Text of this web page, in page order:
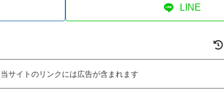
LINE
サイトのリンクには広告が含まれます